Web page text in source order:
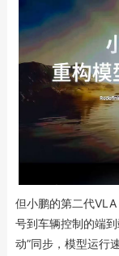
但小鹏的第二代
号到车辆控制的端
动”同步，模型运行